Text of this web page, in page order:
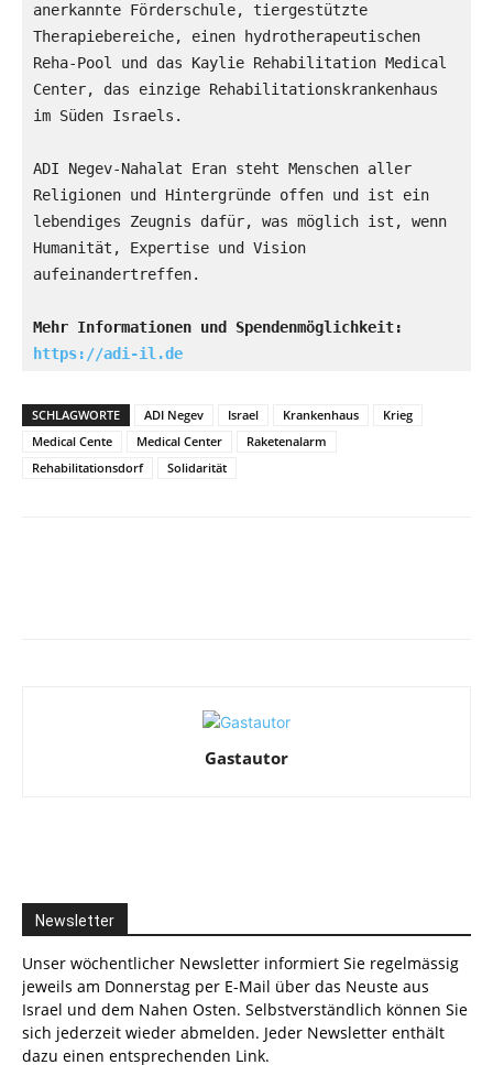
anerkannte Förderschule, tiergestützte
Therapiebereiche, einen hydrotherapeutischen
Reha-Pool und das Kaylie Rehabilitation Medical
Center, das einzige Rehabilitationskrankenhaus
im Süden Israels.
ADI Negev-Nahalat Eran steht Menschen aller
Religionen und Hintergründe offen und ist ein
lebendiges Zeugnis dafür, was möglich ist, wenn
Humanität, Expertise und Vision
aufeinandertreffen.
https://adi-il.de
SCHLAGWORTE ADI Negev Israel Krankenhaus
Krieg
Medical Cente
Medical Center
Raketenalarm
Rehabilitationsdorf
Solidarität
Gastautor
Newsletter
Unser wöchentlicher Newsletter informiert Sie regelmässig
jeweils am Donnerstag per E-Mail über das Neuste aus
Israel und dem Nahen Osten. Selbstverständlich können Sie
sich jederzeit wieder abmelden. Jeder Newsletter enthält
dazu einen entsprechenden Link.